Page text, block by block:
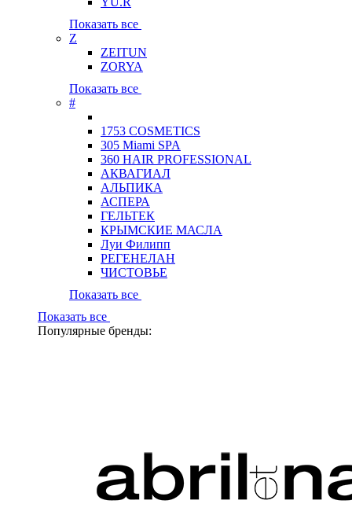
Показать все
Z
ZEITUN
ZORYA
Показать все
#
1753 COSMETICS
305 Miami SPA
360 HAIR PROFESSIONAL
АКВАГИАЛ
АЛЬПИКА
АСПЕРА
ГЕЛЬТЕК
КРЫМСКИЕ МАСЛА
Луи Филипп
РЕГЕНЕЛАН
ЧИСТОВЬЕ
Показать все
Показать все
Популярные бренды: